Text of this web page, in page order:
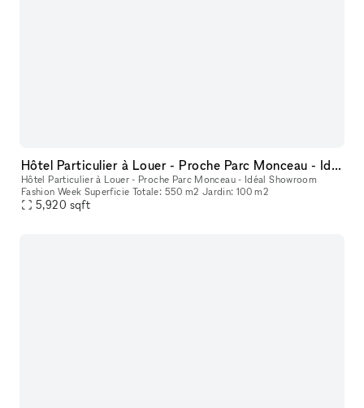
Hôtel Particulier à Louer - Proche Parc Monceau - Idéal Showroom Fashion Week
Hôtel Particulier à Louer - Proche Parc Monceau - Idéal Showroom
Fashion Week Superficie Totale: 550 m2 Jardin: 100 m2
5,920 sqft